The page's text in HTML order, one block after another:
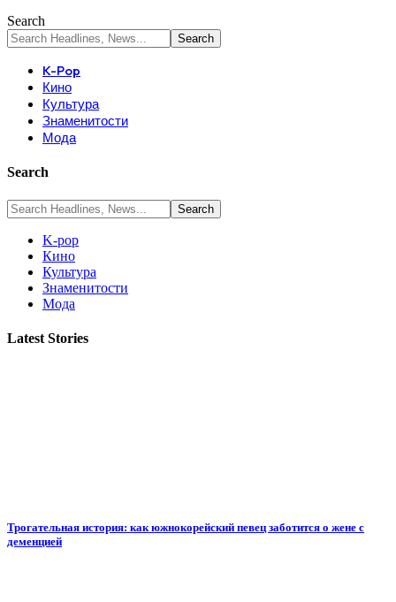
Search
K-Pop
Кино
Культура
Знаменитости
Мода
Search
K-pop
Кино
Культура
Знаменитости
Мода
Latest Stories
Трогательная история: как южнокорейский певец заботится о жене с
деменцией